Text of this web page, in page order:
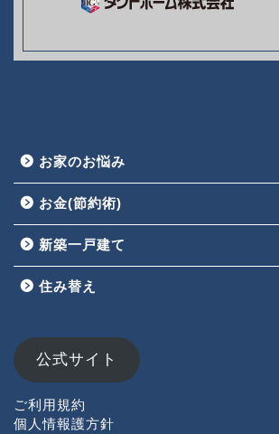
お家のお悩み
お金(節約術)
新築一戸建て
住み替え
公式サイト
ご利用規約
個人情報護方針